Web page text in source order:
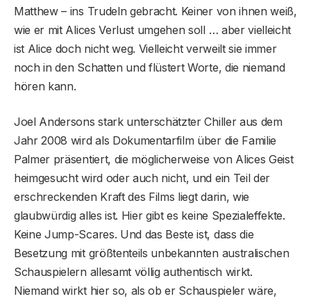
Matthew – ins Trudeln gebracht. Keiner von ihnen weiß,
wie er mit Alices Verlust umgehen soll … aber vielleicht
ist Alice doch nicht weg. Vielleicht verweilt sie immer
noch in den Schatten und flüstert Worte, die niemand
hören kann.
Joel Andersons stark unterschätzter Chiller aus dem
Jahr 2008 wird als Dokumentarfilm über die Familie
Palmer präsentiert, die möglicherweise von Alices Geist
heimgesucht wird oder auch nicht, und ein Teil der
erschreckenden Kraft des Films liegt darin, wie
glaubwürdig alles ist. Hier gibt es keine Spezialeffekte.
Keine Jump-Scares. Und das Beste ist, dass die
Besetzung mit größtenteils unbekannten australischen
Schauspielern allesamt völlig authentisch wirkt.
Niemand wirkt hier so, als ob er Schauspieler wäre,